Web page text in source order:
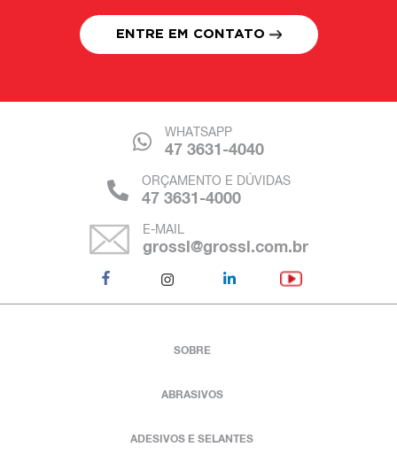
ENTRE EM CONTATO
WHATSAPP
47 3631-4040
ORÇAMENTO E DÚVIDAS
47 3631-4000
E-MAIL
grossl@grossl.com.br
SOBRE
ABRASIVOS
ADESIVOS E SELANTES